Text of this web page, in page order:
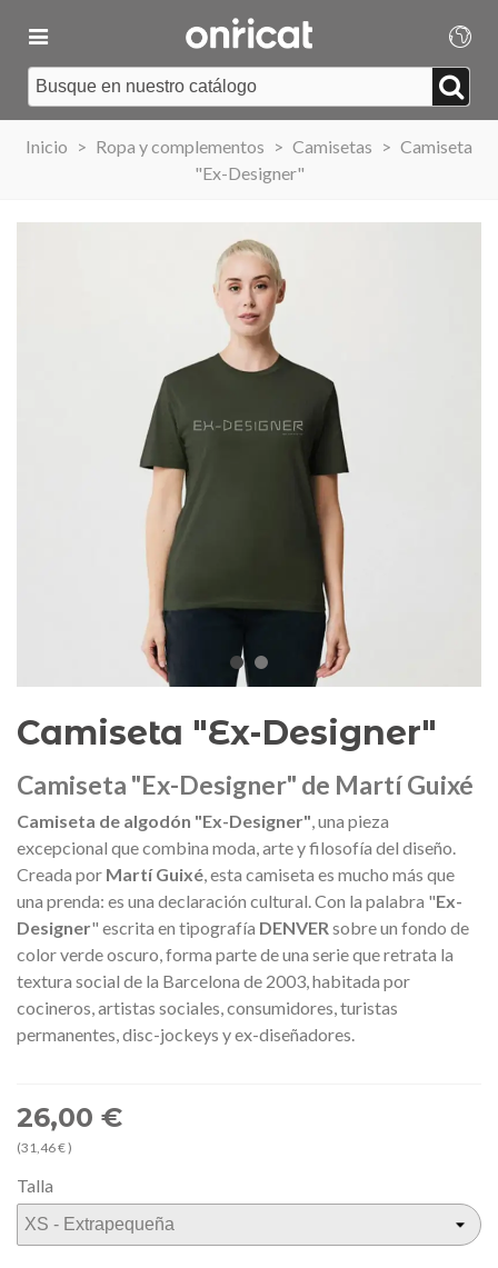
Inicio > Ropa y complementos > Camisetas > Camiseta
"Ex-Designer"
Camiseta "Ex-Designer"
Camiseta "Ex-Designer" de Martí Guixé
Camiseta de algodón "Ex-Designer", una pieza
excepcional que combina moda, arte y filosofía del diseño.
Creada por Martí Guixé, esta camiseta es mucho más que
una prenda: es una declaración cultural. Con la palabra "Ex-
Designer" escrita en tipografía DENVER sobre un fondo de
color verde oscuro, forma parte de una serie que retrata la
textura social de la Barcelona de 2003, habitada por
cocineros, artistas sociales, consumidores, turistas
permanentes, disc-jockeys y ex-diseñadores.
26,00 €
(31,46 € )
Talla
conmemorativa Gaudí 2026
– Edición limitada
NUEVO
Mochila Stivibags